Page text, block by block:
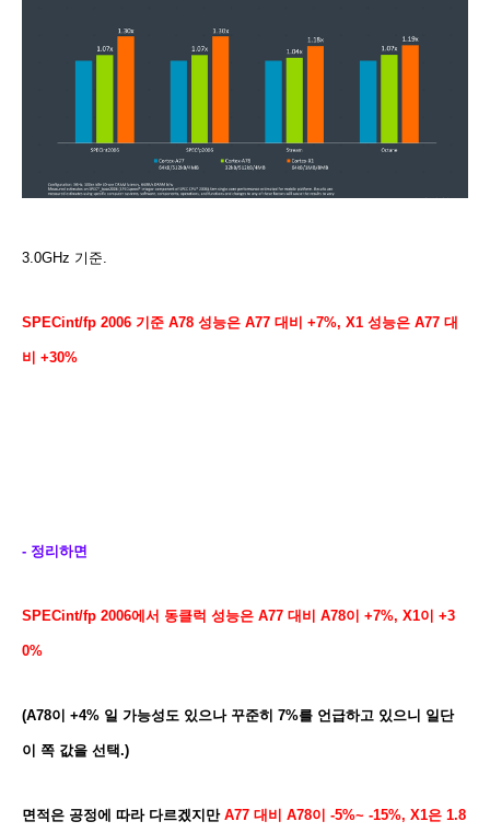
3.0GHz 기준.
SPECint/fp 2006 기준 A78 성능은 A77 대비 +7%, X1 성능은 A77 대
비 +30%
- 정리하면
SPECint/fp 2006에서 동클럭 성능은 A77 대비 A78이 +7%, X1이 +3
0%
(A78이 +4% 일 가능성도 있으나 꾸준히 7%를 언급하고 있으니 일단
이 쪽 값을 선택.)
면적은 공정에 따라 다르겠지만 A77 대비 A78이 -5%~ -15%, X1은 1.8